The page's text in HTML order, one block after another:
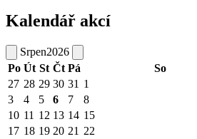
Kalendář akcí
Srpen2026
Po Út St Čt Pá So
27 28 29 30 31 1
3
4 5 6 7 8
10 11 12 13 14 15
17 18 19 20 21 22